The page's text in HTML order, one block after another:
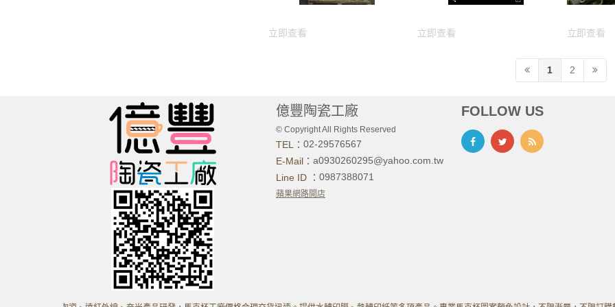
立即查看 立即查看 立即查看
1 2
億豐陶瓷工廠
© Copyright All Rights Reserved
TEL： 02-29576567
E-Mail： a0930260295@yahoo.com.tw
Line ID ： 0987388071
蘋果網路開店
FOLLOW US